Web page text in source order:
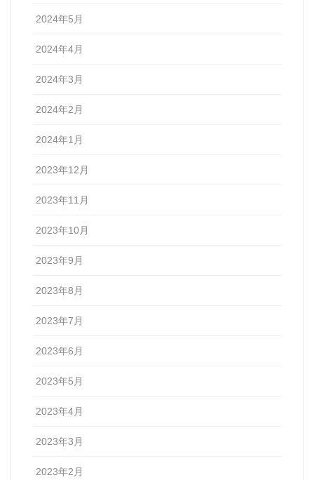
2024年5月
2024年4月
2024年3月
2024年2月
2024年1月
2023年12月
2023年11月
2023年10月
2023年9月
2023年8月
2023年7月
2023年6月
2023年5月
2023年4月
2023年3月
2023年2月